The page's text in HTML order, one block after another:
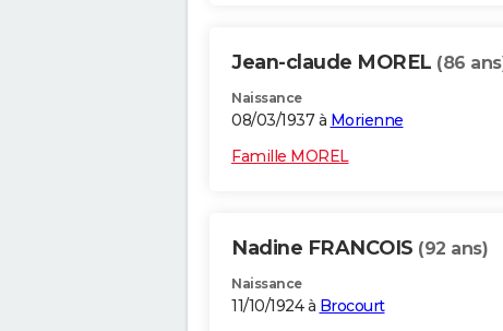
Jean-claude MOREL (86
Naissance
08/03/1937 à Morienne
Famille MOREL
Nadine FRANCOIS (92 ans)
Naissance
11/10/1924 à Brocourt